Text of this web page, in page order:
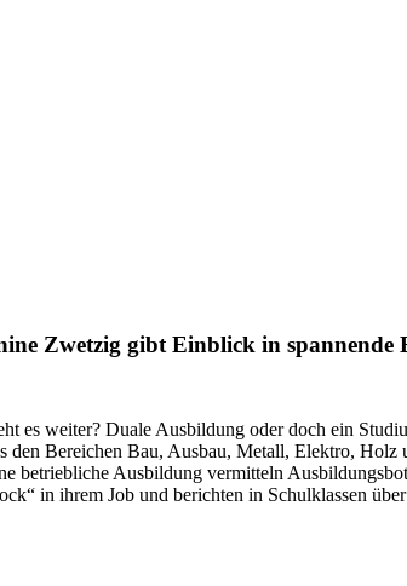
Zwetzig gibt Einblick in spannende
es weiter? Duale Ausbildung oder doch ein
Bereichen Bau, Ausbau, Metall, Elektro,
betriebliche Ausbildung vermitteln
in ihrem Job und berichten in Schulklassen